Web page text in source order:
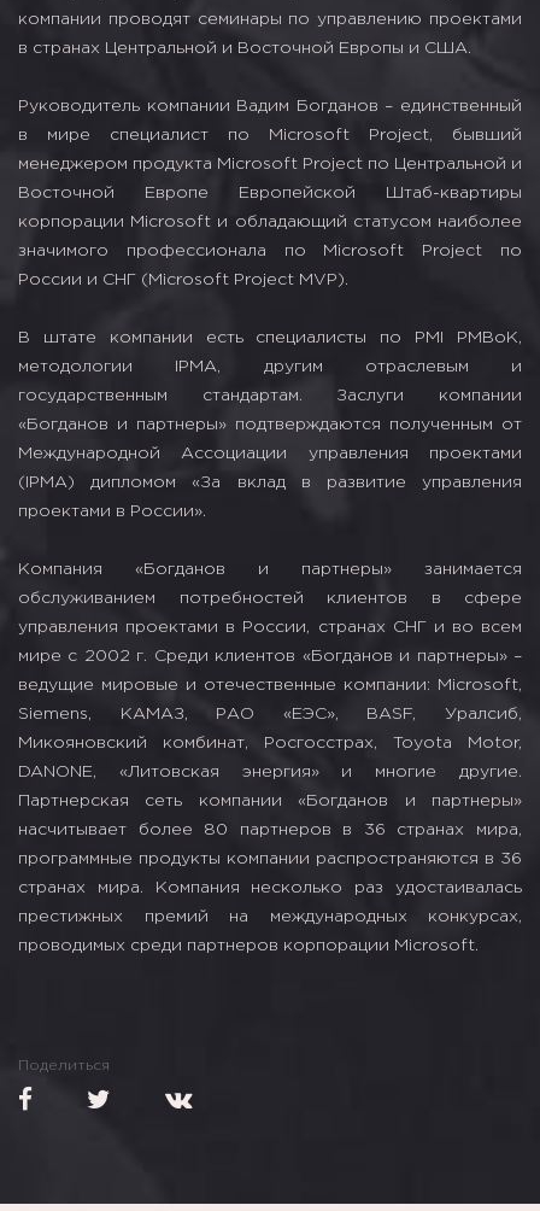
компании проводят семинары по управлению проектами
в странах Центральной и Восточной Европы и США.
Руководитель компании Вадим Богданов – единственный
в мире специалист по Microsoft Project, бывший
менеджером продукта Microsoft Project по Центральной и
Восточной Европе Европейской Штаб-квартиры
корпорации Microsoft и обладающий статусом наиболее
значимого профессионала по Microsoft Project по
России и СНГ (Microsoft Project MVP).
В штате компании есть специалисты по PMI PMBoK,
методологии IPMA, другим отраслевым и
государственным стандартам. Заслуги компании
«Богданов и партнеры» подтверждаются полученным от
Международной Ассоциации управления проектами
(IPMA) дипломом «За вклад в развитие управления
проектами в России».
Компания «Богданов и партнеры» занимается
обслуживанием потребностей клиентов в сфере
управления проектами в России, странах СНГ и во всем
мире с 2002 г. Среди клиентов «Богданов и партнеры» –
ведущие мировые и отечественные компании: Microsoft,
Siemens, КАМАЗ, РАО «ЕЭС», BASF, Уралcиб,
Микояновский комбинат, Росгосстрах, Toyota Motor,
DANONE, «Литовская энергия» и многие другие.
Партнерская сеть компании «Богданов и партнеры»
насчитывает более 80 партнеров в 36 странах мира,
программные продукты компании распространяются в 36
странах мира. Компания несколько раз удостаивалась
престижных премий на международных конкурсах,
проводимых среди партнеров корпорации Microsoft.
Поделиться